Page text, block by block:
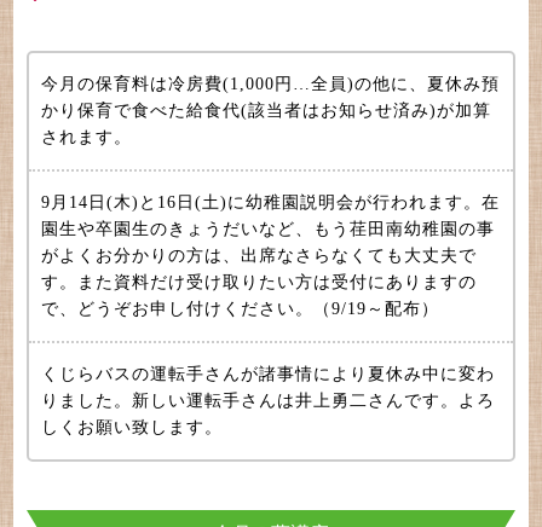
今月の保育料は冷房費(1,000円…全員)の他に、夏休み預
かり保育で食べた給食代(該当者はお知らせ済み)が加算
されます。
9月14日(木)と16日(土)に幼稚園説明会が行われます。在
園生や卒園生のきょうだいなど、もう荏田南幼稚園の事
がよくお分かりの方は、出席なさらなくても大丈夫で
す。また資料だけ受け取りたい方は受付にありますの
で、どうぞお申し付けください。（9/19～配布）
くじらバスの運転手さんが諸事情により夏休み中に変わ
りました。新しい運転手さんは井上勇二さんです。よろ
しくお願い致します。